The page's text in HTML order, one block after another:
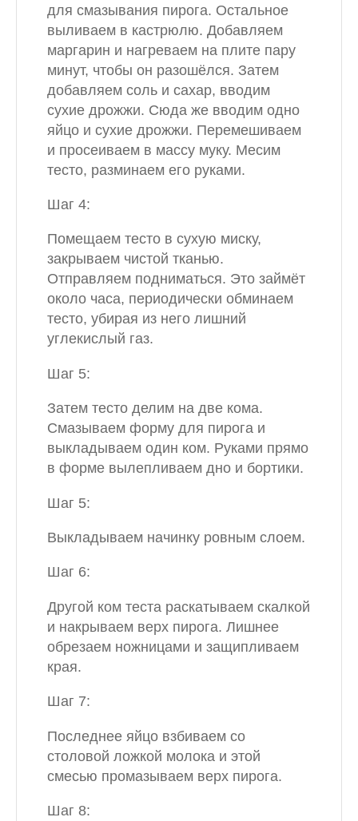
для смазывания пирога. Остальное
выливаем в кастрюлю. Добавляем
маргарин и нагреваем на плите пару
минут, чтобы он разошёлся. Затем
добавляем соль и сахар, вводим
сухие дрожжи. Сюда же вводим одно
яйцо и сухие дрожжи. Перемешиваем
и просеиваем в массу муку. Месим
тесто, разминаем его руками.
Шаг 4:
Помещаем тесто в сухую миску,
закрываем чистой тканью.
Отправляем подниматься. Это займёт
около часа, периодически обминаем
тесто, убирая из него лишний
углекислый газ.
Шаг 5:
Затем тесто делим на две кома.
Смазываем форму для пирога и
выкладываем один ком. Руками прямо
в форме вылепливаем дно и бортики.
Шаг 5:
Выкладываем начинку ровным слоем.
Шаг 6:
Другой ком теста раскатываем скалкой
и накрываем верх пирога. Лишнее
обрезаем ножницами и защипливаем
края.
Шаг 7:
Последнее яйцо взбиваем со
столовой ложкой молока и этой
смесью промазываем верх пирога.
Шаг 8: